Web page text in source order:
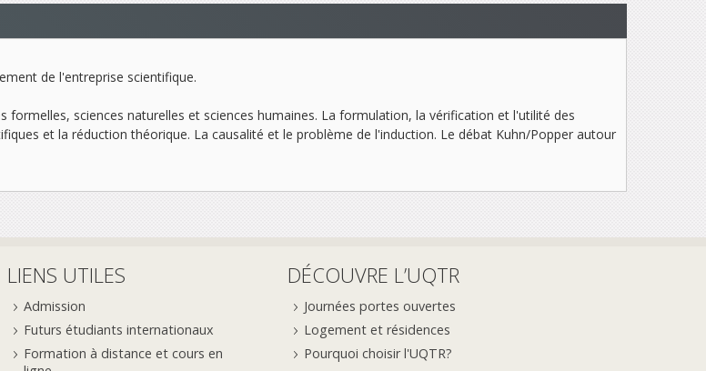
de l'entreprise scientifique.
formelles, sciences naturelles et sciences humaines. La formulation, la vérification et l'utilité des
et la réduction théorique. La causalité et le problème de l'induction. Le débat Kuhn/Popper autour
LIENS UTILES
Admission
Futurs étudiants internationaux
Formation à distance et cours en
DÉCOUVRE L’UQTR
Journées portes ouvertes
Logement et résidences
Pourquoi choisir l'UQTR?